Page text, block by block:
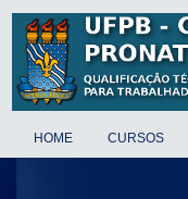
HOME CURSOS